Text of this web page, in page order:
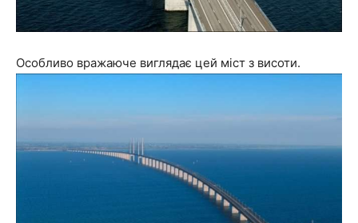
Особливо вражаюче виглядає цей міст з висоти.